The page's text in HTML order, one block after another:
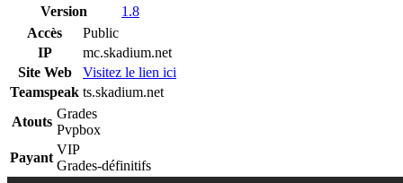
Version
1.8
Accès
Public
IP
mc.skadium.net
Site Web
Visitez le lien ici
Teamspeak ts.skadium.net
Atouts
Grades
Pvpbox
Payant
VIP
Grades-définitifs